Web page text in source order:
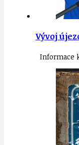
Vývoj
Informace